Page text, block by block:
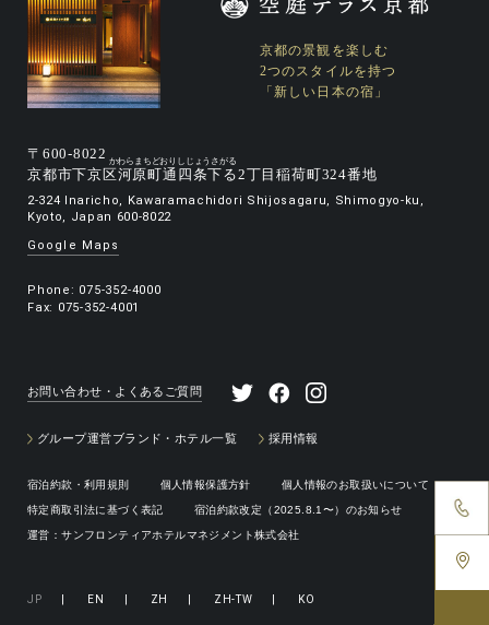
京都の景観を楽しむ
2つのスタイルを持つ
「新しい日本の宿」
〒600-8022
京都市下京区河原町通四条下る2丁目稲荷町324番地
2-324 Inaricho, Kawaramachidori Shijosagaru, Shimogyo-ku,
Kyoto, Japan 600-8022
Google Maps
Phone: 075-352-4000
Fax: 075-352-4001
グループ運営ブランド・ホテル一覧 採用情報
お問い合わせ・よくあるご質問
宿泊約款・利用規則 個人情報保護方針 個人情報のお取扱いについて
特定商取引法に基づく表記 宿泊約款改定（2025.8.1〜）のお知らせ
運営：サンフロンティアホテルマネジメント株式会社
JP EN ZH ZH-TW KO